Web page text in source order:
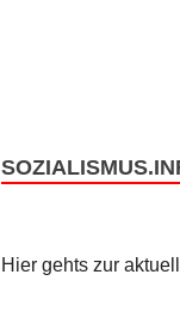
Hier gehts zur